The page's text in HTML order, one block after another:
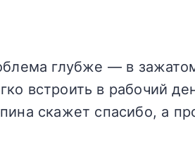
глубже — в
встроить в рабочий
скажет спасибо, а